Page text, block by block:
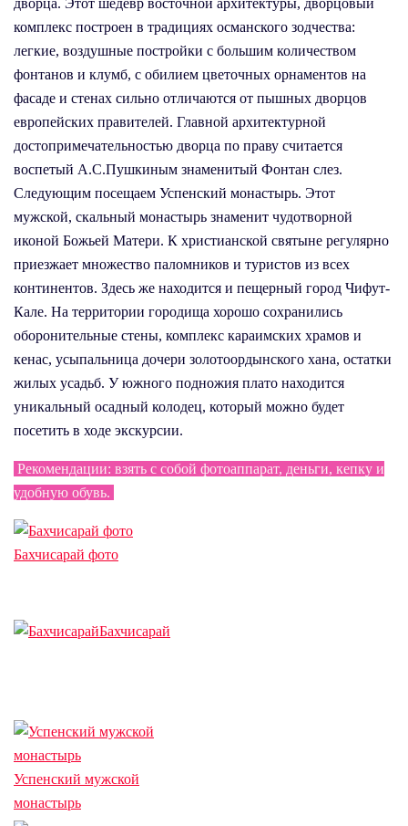
комплекс построен в традициях османского зодчества:
легкие, воздушные постройки с большим количеством
фонтанов и клумб, с обилием цветочных орнаментов на
фасаде и стенах сильно отличаются от пышных дворцов
европейских правителей. Главной архитектурной
достопримечательностью дворца по праву считается
воспетый А.С.Пушкиным знаменитый Фонтан слез.
Следующим посещаем Успенский монастырь. Этот
мужской, скальный монастырь знаменит чудотворной
иконой Божьей Матери. К христианской святыне регулярно
приезжает множество паломников и туристов из всех
континентов. Здесь же находится и пещерный город Чифут-
Кале. На территории городища хорошо сохранились
оборонительные стены, комплекс караимских храмов и
кенас, усыпальница дочери золотоордынского хана, остатки
жилых усадьб. У южного подножия плато находится
уникальный осадный колодец, который можно будет
посетить в ходе экскурсии.
Рекомендации: взять с собой фотоаппарат, деньги, кепку и
удобную обувь.
Бахчисарай фото
Бахчисарай
Успенский мужской
монастырь